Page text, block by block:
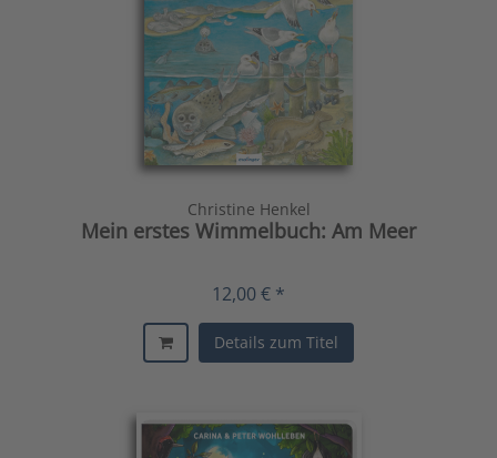
Christine Henkel
Mein erstes Wimmelbuch: Am Meer
12,00 € *
Details zum Titel